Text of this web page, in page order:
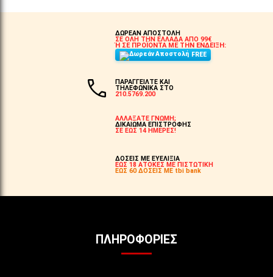
ΔΩΡΕΑΝ ΑΠΟΣΤΟΛΗ
ΣΕ ΟΛΗ ΤΗΝ ΕΛΛΑΔΑ ΑΠΟ 99€
Ή ΣΕ ΠΡΟΪΟΝΤΑ ΜΕ ΤΗΝ ΕΝΔΕΙΞΗ:
FREE
ΠΑΡΑΓΓΕΙΛΤΕ ΚΑΙ
ΤΗΛΕΦΩΝΙΚΑ ΣΤΟ
210.5769.200
ΑΛΛΑΞΑΤΕ ΓΝΩΜΗ;
ΔΙΚΑΙΩΜΑ ΕΠΙΣΤΡΟΦΗΣ
ΣΕ ΕΩΣ 14 ΗΜΕΡΕΣ!
ΔΟΣΕΙΣ ΜΕ ΕΥΕΛΙΞΙΑ
ΕΩΣ 18 ΑΤΟΚΕΣ ΜΕ ΠΙΣΤΩΤΙΚΗ
ΕΩΣ 60 ΔΟΣΕΙΣ ΜΕ tbi bank
ΠΛΗΡΟΦΟΡΊΕΣ